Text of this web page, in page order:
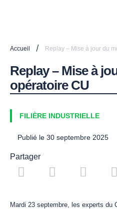
Accueil / Replay – Mise à jour du
Replay – Mise à
opératoire CU
FILIÈRE INDUSTRIELLE
Publié le 30 septembre 2025
Partager
Mardi 23 septembre, les experts du